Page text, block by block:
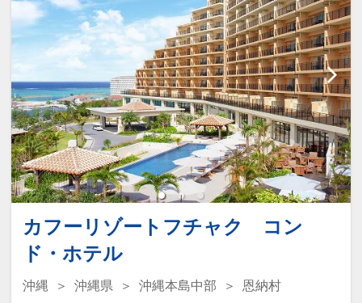
インターネットコース番号：DP-1-
17146145
カフーリゾートフチャク コン
ド・ホテル
沖縄 沖縄県 沖縄本島中部
恩納村